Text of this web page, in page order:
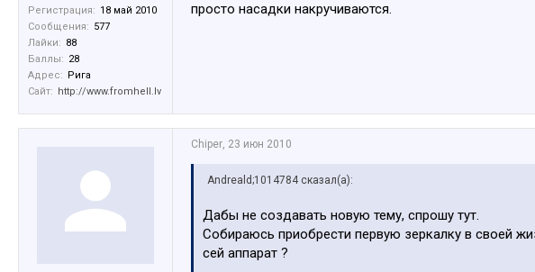
Регистрация: 18 май 2010
Сообщения: 577
Лайки: 88
Баллы: 28
Адрес: Рига
Сайт: http://www.fromhell.lv
просто насадки накручиваются.
Chiper, 23 июн 2010
Andreald;1014784 сказал(а):
Дабы не создавать новую тему, спрошу тут.
Собираюсь приобрести первую зеркалку в своей
сей аппарат ?